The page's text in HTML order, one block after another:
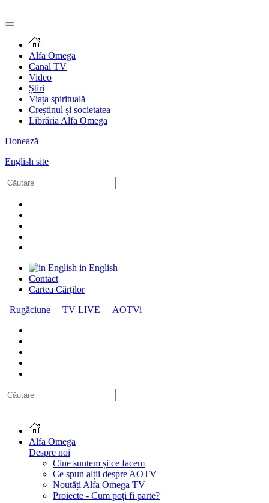
Alfa Omega
Canal TV
Video
Știri
Viața spirituală
Creștinul și societatea
Librăria Alfa Omega
Donează
English site
in English
Contact
Cartea Cărților
Rugăciune
TV LIVE AOTVi
Alfa Omega
Despre noi
Cine suntem și ce facem
Ce spun alții despre AOTV
Noutăți Alfa Omega TV
Proiecte - Cum poți fi parte?